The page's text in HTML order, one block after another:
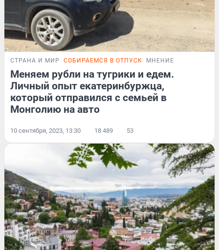
СТРАНА И МИР СОБИРАЕМСЯ В ОТПУСК МНЕНИЕ
Меняем рубли на тугрики и едем.
Личный опыт екатеринбуржца,
который отправился с семьей в
Монголию на авто
10 сентября, 2023, 13:30 18 489 53